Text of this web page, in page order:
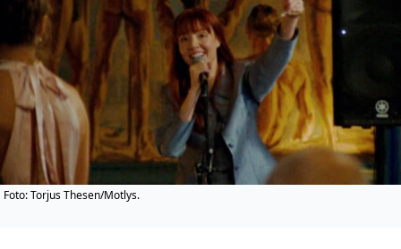
Foto: Torjus Thesen/Motlys.